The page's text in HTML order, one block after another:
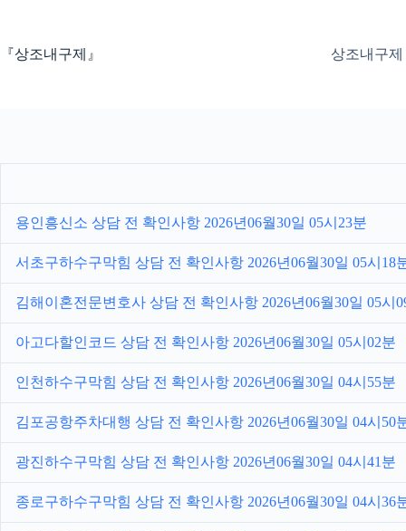
으『상조내구제』 상조내구제
용인흥신소 상담 전 확인사항 2026년06월30일 05시23분
서초구하수구막힘 상담 전 확인사항 2026년06월30일 05시18
김해이혼전문변호사 상담 전 확인사항 2026년06월30일 05시
아고다할인코드 상담 전 확인사항 2026년06월30일 05시02분
인천하수구막힘 상담 전 확인사항 2026년06월30일 04시55분
김포공항주차대행 상담 전 확인사항 2026년06월30일 04시50
광진하수구막힘 상담 전 확인사항 2026년06월30일 04시41분
종로구하수구막힘 상담 전 확인사항 2026년06월30일 04시36